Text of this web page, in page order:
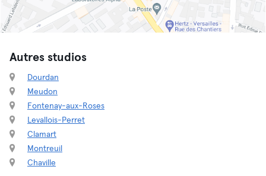
Autres studios
Dourdan
Meudon
Fontenay-aux-Roses
Levallois-Perret
Clamart
Montreuil
Chaville